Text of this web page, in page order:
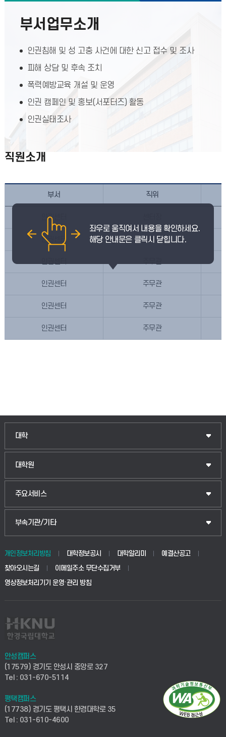
부서업무소개
인권침해 및 성 고충 사건에 대한 신고 접수 및 조사
피해 상담 및 후속 조치
폭력예방교육 개설 및 운영
인권 캠페인 및 홍보(서포터즈) 활동
인권실태조사
직원소개
부서 직위
인권센터
인권센터 팀장
인권센터 주무관
인권센터 주무관
인권센터 주무관
대학
대학원
주요서비스
부속기관/기타
개인정보처리방침 대학정보공시 대학알리미
예결산공고
찾아오시는길
이메일주소 무단수집거부
영상정보처리기기 운영·관리 방침
안성캠퍼스
(17579) 경기도 안성시 중앙로 327
Tel : 031-670-5114
평택캠퍼스
(17738) 경기도 평택시 한경대학로 35
Tel : 031-610-4600